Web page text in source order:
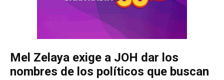
Partido Liberal
Unificación Democrática
Anticorrupción
Partido Liberal
Unificación Democrática
Anticorrupción
Mel Zelaya exige a JOH dar los
nombres de los políticos que buscan